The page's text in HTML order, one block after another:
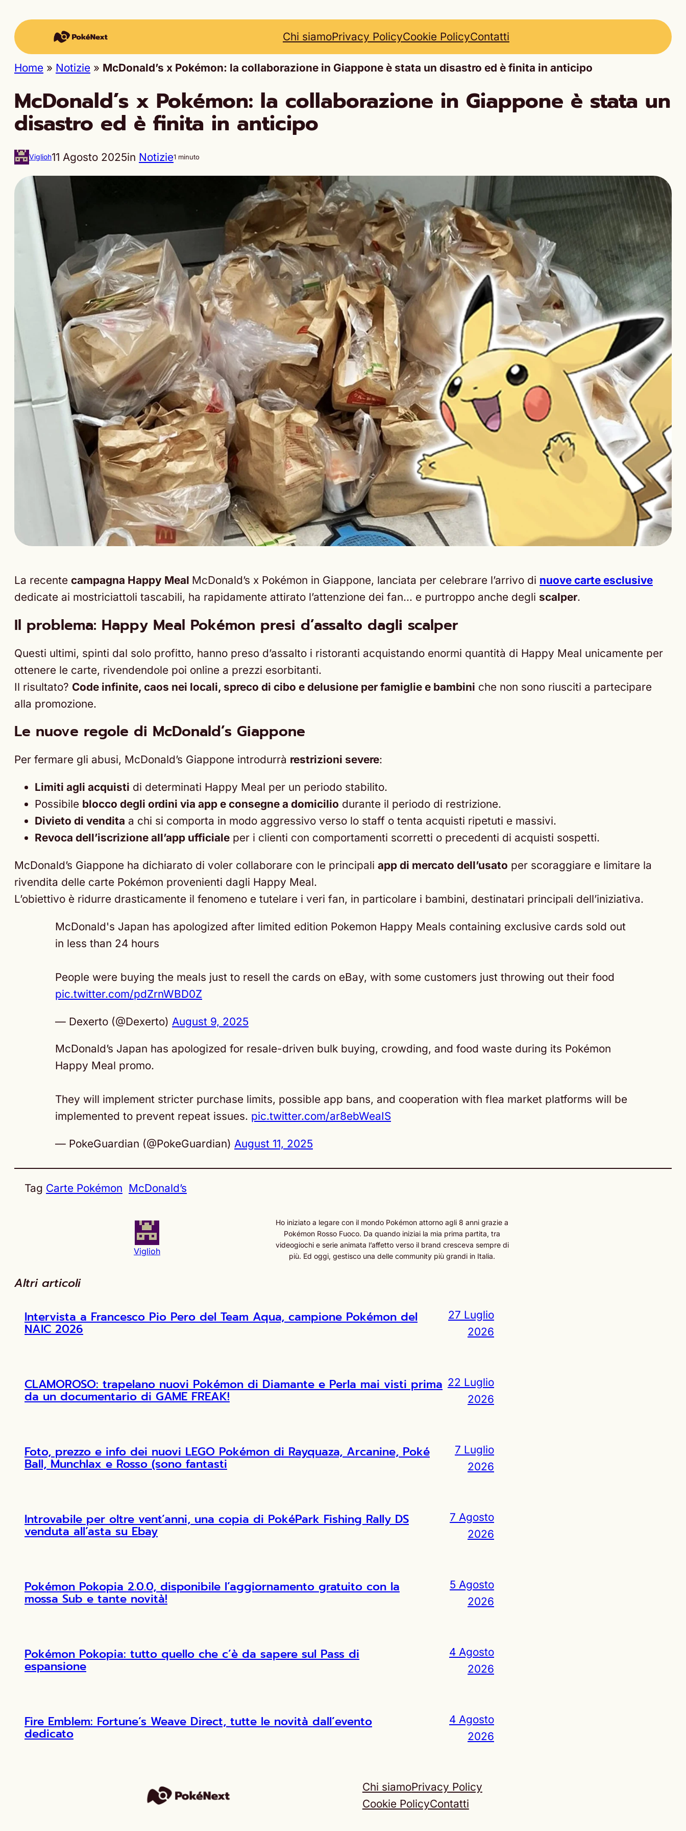
Chi siamoPrivacy PolicyCookie PolicyContatti
Home » Notizie » McDonald’s x Pokémon: la collaborazione in Giappone è stata un disastro ed è finita in anticipo
McDonald’s x Pokémon: la collaborazione in Giappone è stata un
disastro ed è finita in anticipo
Viglioh11 Agosto 2025in Notizie1 minuto
La recente campagna Happy Meal McDonald’s x Pokémon in Giappone, lanciata per celebrare l’arrivo di nuove carte esclusive
dedicate ai mostriciattoli tascabili, ha rapidamente attirato l’attenzione dei fan… e purtroppo anche degli scalper.
Il problema: Happy Meal Pokémon presi d’assalto dagli scalper
Questi ultimi, spinti dal solo profitto, hanno preso d’assalto i ristoranti acquistando enormi quantità di Happy Meal unicamente per
ottenere le carte, rivendendole poi online a prezzi esorbitanti.
Il risultato? Code infinite, caos nei locali, spreco di cibo e delusione per famiglie e bambini che non sono riusciti a partecipare
alla promozione.
Le nuove regole di McDonald’s Giappone
Per fermare gli abusi, McDonald’s Giappone introdurrà restrizioni severe:
Limiti agli acquisti di determinati Happy Meal per un periodo stabilito.
Possibile blocco degli ordini via app e consegne a domicilio durante il periodo di restrizione.
Divieto di vendita a chi si comporta in modo aggressivo verso lo staff o tenta acquisti ripetuti e massivi.
Revoca dell’iscrizione all’app ufficiale per i clienti con comportamenti scorretti o precedenti di acquisti sospetti.
McDonald’s Giappone ha dichiarato di voler collaborare con le principali app di mercato dell’usato per scoraggiare e limitare la
rivendita delle carte Pokémon provenienti dagli Happy Meal.
L’obiettivo è ridurre drasticamente il fenomeno e tutelare i veri fan, in particolare i bambini, destinatari principali dell’iniziativa.
McDonald's Japan has apologized after limited edition Pokemon Happy Meals containing exclusive cards sold out
in less than 24 hours
People were buying the meals just to resell the cards on eBay, with some customers just throwing out their food
pic.twitter.com/pdZrnWBD0Z
— Dexerto (@Dexerto) August 9, 2025
McDonald’s Japan has apologized for resale-driven bulk buying, crowding, and food waste during its Pokémon
Happy Meal promo.
They will implement stricter purchase limits, possible app bans, and cooperation with flea market platforms will be
implemented to prevent repeat issues. pic.twitter.com/ar8ebWeaIS
— PokeGuardian (@PokeGuardian) August 11, 2025
Tag Carte Pokémon McDonald’s
Viglioh
Ho iniziato a legare con il mondo Pokémon attorno agli 8 anni grazie a
Pokémon Rosso Fuoco. Da quando iniziai la mia prima partita, tra
videogiochi e serie animata l’affetto verso il brand cresceva sempre di
più. Ed oggi, gestisco una delle community più grandi in Italia.
Altri articoli
Intervista a Francesco Pio Pero del Team Aqua, campione Pokémon del
NAIC 2026
27 Luglio
2026
CLAMOROSO: trapelano nuovi Pokémon di Diamante e Perla mai visti prima
da un documentario di GAME FREAK!
22 Luglio
2026
Foto, prezzo e info dei nuovi LEGO Pokémon di Rayquaza, Arcanine, Poké
Ball, Munchlax e Rosso (sono fantasti
7 Luglio
2026
Introvabile per oltre vent’anni, una copia di PokéPark Fishing Rally DS
venduta all’asta su Ebay
7 Agosto
2026
Pokémon Pokopia 2.0.0, disponibile l’aggiornamento gratuito con la
mossa Sub e tante novità!
5 Agosto
2026
Pokémon Pokopia: tutto quello che c’è da sapere sul Pass di
espansione
4 Agosto
2026
Fire Emblem: Fortune’s Weave Direct, tutte le novità dall’evento
dedicato
4 Agosto
2026
Chi siamoPrivacy Policy
Cookie PolicyContatti